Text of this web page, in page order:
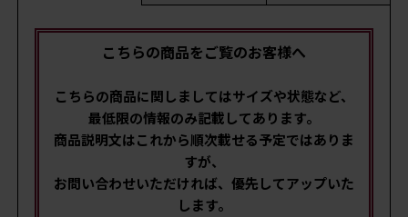
こちらの商品をご覧のお客様へ
こちらの商品に関しましてはサイズや状態など、
最低限の情報のみ記載してあります。
商品説明文はこれから順次載せる予定ではありま
すが、
お問い合わせいただければ、優先してアップいた
します。